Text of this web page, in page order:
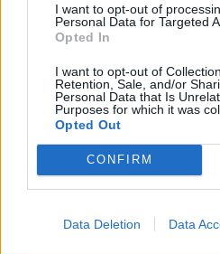
I want to opt-out of
Personal Data for Targeted
Opted In
I want to opt-out of
Retention, Sale, and/or
Personal Data that Is
Purposes for which it was
Opted Out
CONFIRM
Data Deletion Data
KAPCSOLÓDÓ CIKKEK TÖBB
Kína szigorú
5% lehet a
akkumulátor-
álomhatárt, és